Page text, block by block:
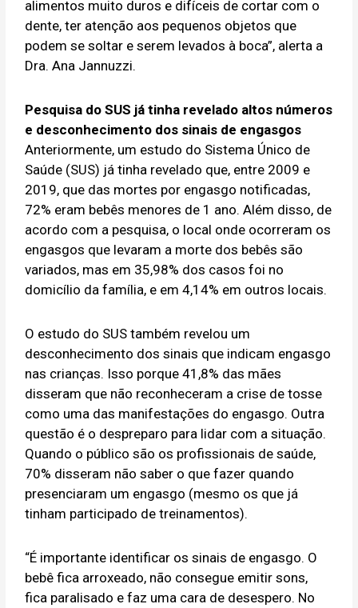
alimentos muito duros e difíceis de cortar com o
dente, ter atenção aos pequenos objetos que
podem se soltar e serem levados à boca”, alerta a
Dra. Ana Jannuzzi.
Pesquisa do SUS já tinha revelado altos números
e desconhecimento dos sinais de engasgos
Anteriormente, um estudo do Sistema Único de
Saúde (SUS) já tinha revelado que, entre 2009 e
2019, que das mortes por engasgo notificadas,
72% eram bebês menores de 1 ano. Além disso, de
acordo com a pesquisa, o local onde ocorreram os
engasgos que levaram a morte dos bebês são
variados, mas em 35,98% dos casos foi no
domicílio da família, e em 4,14% em outros locais.
O estudo do SUS também revelou um
desconhecimento dos sinais que indicam engasgo
nas crianças. Isso porque 41,8% das mães
disseram que não reconheceram a crise de tosse
como uma das manifestações do engasgo. Outra
questão é o despreparo para lidar com a situação.
Quando o público são os profissionais de saúde,
70% disseram não saber o que fazer quando
presenciaram um engasgo (mesmo os que já
tinham participado de treinamentos).
“É importante identificar os sinais de engasgo. O
bebê fica arroxeado, não consegue emitir sons,
fica paralisado e faz uma cara de desespero. No